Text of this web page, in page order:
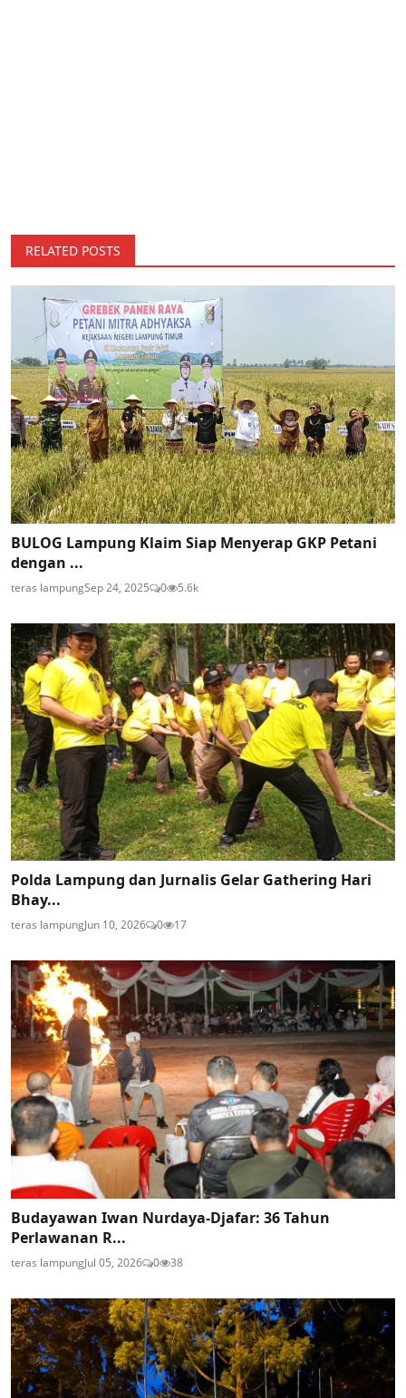
RELATED POSTS
BULOG Lampung Klaim Siap Menyerap GKP Petani
dengan ...
teras lampungSep 24, 2025 0 5.6k
Polda Lampung dan Jurnalis Gelar Gathering Hari
Bhay...
teras lampungJun 10, 2026 0 17
Budayawan Iwan Nurdaya-Djafar: 36 Tahun
Perlawanan R...
teras lampungJul 05, 2026 0 38